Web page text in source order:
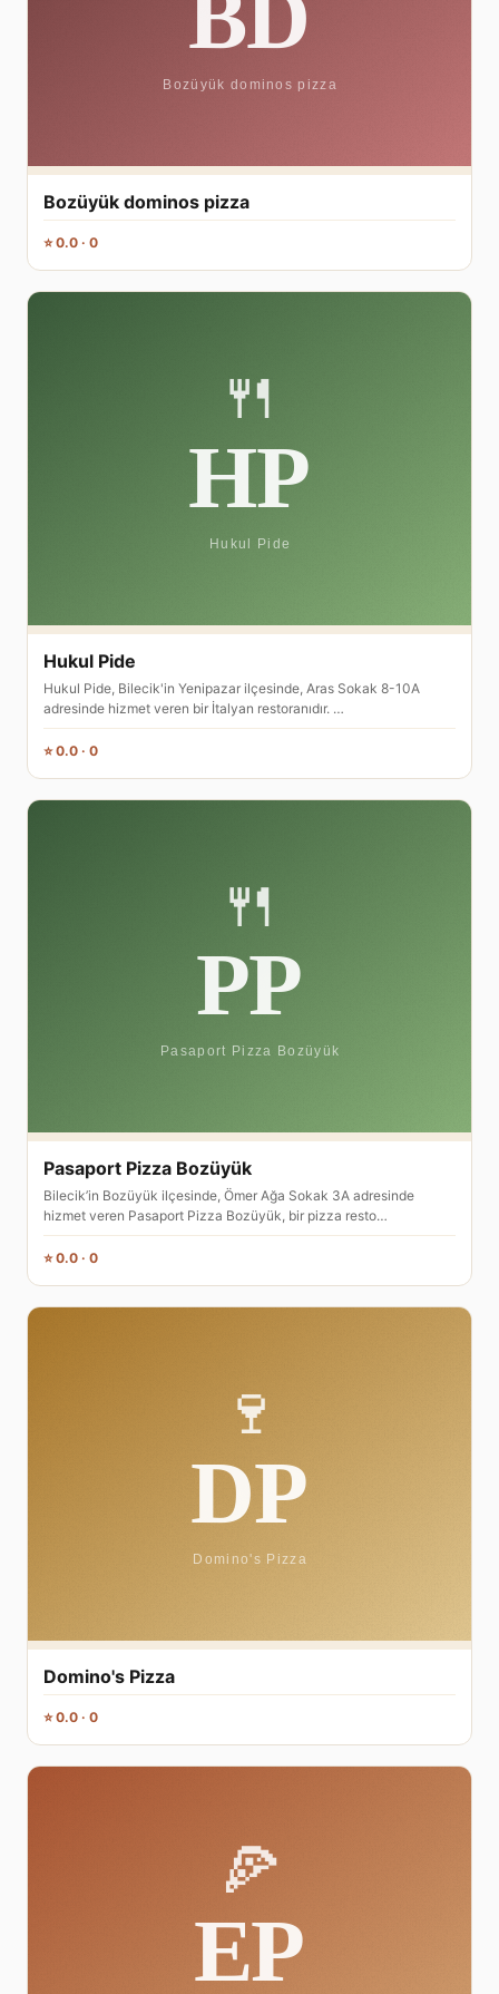
Bozüyük dominos pizza
⭐ 0.0 · 0
Hukul Pide
Hukul Pide, Bilecik'in Yenipazar ilçesinde, Aras Sokak 8-10A
adresinde hizmet veren bir İtalyan restoranıdır. …
⭐ 0.0 · 0
Pasaport Pizza Bozüyük
Bilecik’in Bozüyük ilçesinde, Ömer Ağa Sokak 3A adresinde
hizmet veren Pasaport Pizza Bozüyük, bir pizza resto…
⭐ 0.0 · 0
Domino's Pizza
⭐ 0.0 · 0